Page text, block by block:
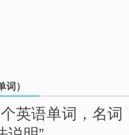
）
英语单词，名